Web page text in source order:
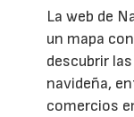
La web de
un mapa
descubrir
navideña,
comercios